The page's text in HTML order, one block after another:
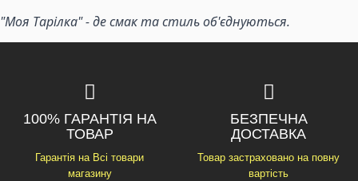
"Моя Тарілка" - де смак та стиль об'єднуються.
100% ГАРАНТІЯ НА
ТОВАР
Гарантія на Всі товари
магазину
БЕЗПЕЧНА
ДОСТАВКА
Товар застраховано на повну
вартість